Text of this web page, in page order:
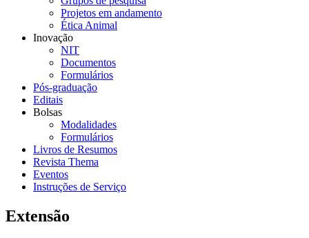
Projetos em andamento
Ética Animal
Inovação
NIT
Documentos
Formulários
Pós-graduação
Editais
Bolsas
Modalidades
Formulários
Livros de Resumos
Revista Thema
Eventos
Instruções de Serviço
Extensão